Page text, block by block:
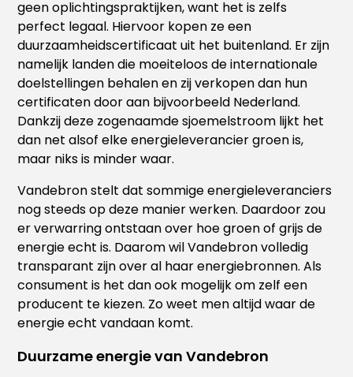
geen oplichtingspraktijken, want het is zelfs
perfect legaal. Hiervoor kopen ze een
duurzaamheidscertificaat uit het buitenland. Er zijn
namelijk landen die moeiteloos de internationale
doelstellingen behalen en zij verkopen dan hun
certificaten door aan bijvoorbeeld Nederland.
Dankzij deze zogenaamde sjoemelstroom lijkt het
dan net alsof elke energieleverancier groen is,
maar niks is minder waar.
Vandebron stelt dat sommige energieleveranciers
nog steeds op deze manier werken. Daardoor zou
er verwarring ontstaan over hoe groen of grijs de
energie echt is. Daarom wil Vandebron volledig
transparant zijn over al haar energiebronnen. Als
consument is het dan ook mogelijk om zelf een
producent te kiezen. Zo weet men altijd waar de
energie echt vandaan komt.
Duurzame energie van Vandebron